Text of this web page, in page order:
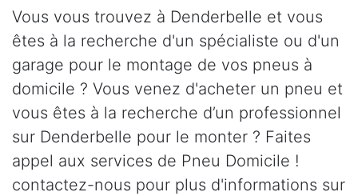
Vous vous trouvez à Denderbelle et vous
êtes à la recherche d'un spécialiste ou d'un
garage pour le montage de vos pneus à
domicile ? Vous venez d'acheter un pneu et
vous êtes à la recherche d’un professionnel
sur Denderbelle pour le monter ? Faites
appel aux services de Pneu Domicile !
contactez-nous pour plus d'informations sur